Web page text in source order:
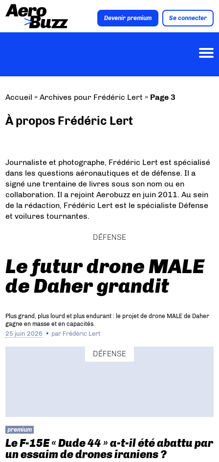
Devenir premium Se connecter
Accueil »Archives pour Frédéric Lert » Page 3
À propos Frédéric Lert
Journaliste et photographe, Frédéric Lert est spécialisé
dans les questions aéronautiques et de défense. Il a
signé une trentaine de livres sous son nom ou en
collaboration. Il a rejoint Aerobuzz en juin 2011. Au sein
de la rédaction, Frédéric Lert est le spécialiste Défense
et voilures tournantes.
DÉFENSE
Le futur drone MALE
de Daher grandit
Plus grand, plus lourd et plus endurant : le projet de drone MALE de Daher
gagne en masse et en capacités.
25 juin 2026 par Frédéric Lert
DÉFENSE
premium
Le F-15E « Dude 44 » a-t-il été abattu par
un essaim de drones iraniens ?